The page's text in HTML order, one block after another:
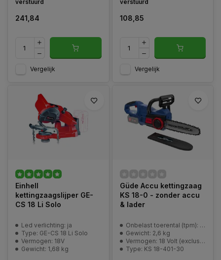
verstuurd
241,84
Vergelijk
verstuurd
108,85
Vergelijk
Einhell
kettingzaagslijper GE-
CS 18 Li Solo
Led verlichting: ja
Type: GE-CS 18 Li Solo
Vermogen: 18V
Gewicht: 1,68 kg
Güde Accu kettingzaag
KS 18-0 - zonder accu
& lader
Onbelast toerental (tpm): 2100 min^-1
Gewicht: 2,6 kg
Vermogen: 18 Volt (exclusief batterij&lader)
Type: KS 18-401-30